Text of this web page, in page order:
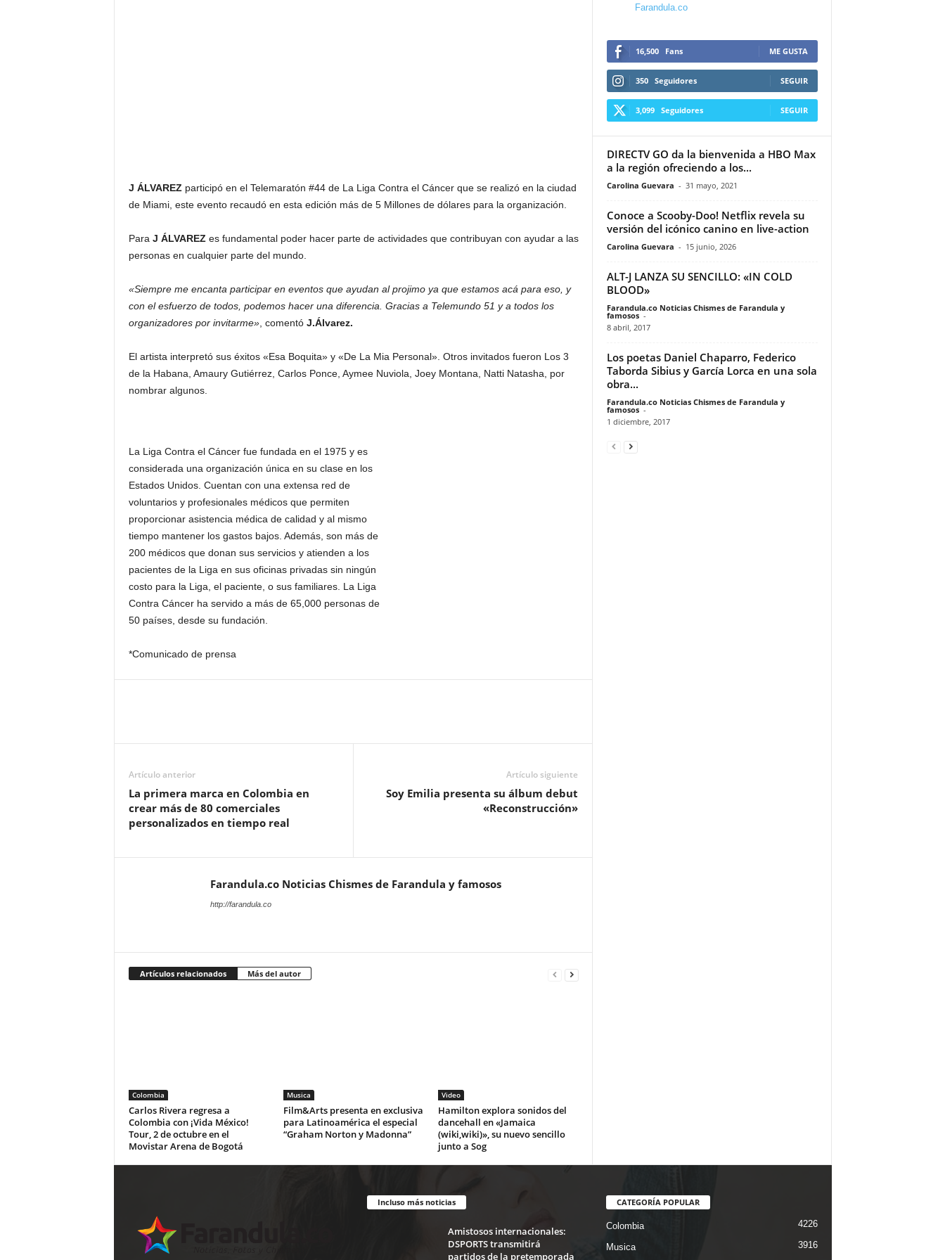
J ÁLVAREZ participó en el Telemaratón #44 de La Liga Contra el Cáncer que se realizó en la ciudad
de Miami, este evento recaudó en esta edición más de 5 Millones de dólares para la organización.
Para J ÁLVAREZ es fundamental poder hacer parte de actividades que contribuyan con ayudar a las
personas en cualquier parte del mundo.
«Siempre me encanta participar en eventos que ayudan al projimo ya que estamos acá para eso, y
con el esfuerzo de todos, podemos hacer una diferencia. Gracias a Telemundo 51 y a todos los
organizadores por invitarme», comentóJ.Álvarez.
El artista interpretó sus éxitos «Esa Boquita» y «De La Mia Personal». Otros invitados fueron Los 3
de la Habana, Amaury Gutiérrez, Carlos Ponce, Aymee Nuviola, Joey Montana, Natti Natasha, por
nombrar algunos.
La Liga Contra el Cáncer fue fundada en el 1975 y es
considerada una organización única en su clase en los
Estados Unidos. Cuentan con una extensa red de
voluntarios y profesionales médicos que permiten
proporcionar asistencia médica de calidad y al mismo
tiempo mantener los gastos bajos. Además, son más de
200 médicos que donan sus servicios y atienden a los
pacientes de la Liga en sus oficinas privadas sin ningún
costo para la Liga, el paciente, o sus familiares. La Liga
Contra Cáncer ha servido a más de 65,000 personas de
50 países, desde su fundación.
*Comunicado de prensa
Artículo anterior
La primera marca en Colombia en
crear más de 80 comerciales
personalizados en tiempo real
Artículo siguiente
Soy Emilia presenta su álbum debut
«Reconstrucción»
Farandula.co Noticias Chismes de Farandula y famosos
http://farandula.co
Artículos relacionados Más del autor
Colombia
Carlos Rivera regresa a
Colombia con ¡Vida México!
Tour, 2 de octubre en el
Movistar Arena de Bogotá
Musica
Film&Arts presenta en exclusiva
para Latinoamérica el especial
“Graham Norton y Madonna”
Video
Hamilton explora sonidos del
dancehall en «Jamaica
(wiki,wiki)», su nuevo sencillo
junto a Sog
Farandula.co
16,500 Fans ME GUSTA
350 Seguidores SEGUIR
3,099 Seguidores SEGUIR
DIRECTV GO da la bienvenida a HBO Max
a la región ofreciendo a los...
Carolina Guevara - 31 mayo, 2021
Conoce a Scooby-Doo! Netflix revela su
versión del icónico canino en live-action
Carolina Guevara - 15 junio, 2026
ALT-J LANZA SU SENCILLO: «IN COLD
BLOOD»
Farandula.co Noticias Chismes de Farandula y
famosos -
8 abril, 2017
Los poetas Daniel Chaparro, Federico
Taborda Sibius y García Lorca en una sola
obra...
Farandula.co Noticias Chismes de Farandula y
famosos -
1 diciembre, 2017
Incluso más noticias
Amistosos internacionales:
DSPORTS transmitirá
partidos de la pretemporada
CATEGORÍA POPULAR
Colombia 4226
Musica 3916